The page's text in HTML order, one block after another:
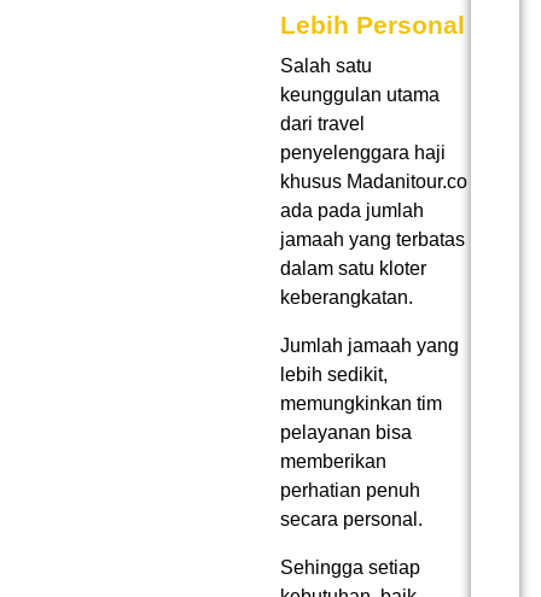
Lebih Personal
Salah satu
keunggulan utama
dari travel
penyelenggara haji
khususMadanitour.co
ada pada jumlah
jamaah yang terbatas
dalam satu kloter
keberangkatan.
Jumlah jamaah yang
lebih sedikit,
memungkinkan tim
pelayanan bisa
memberikan
perhatian penuh
secara personal.
Sehingga setiap